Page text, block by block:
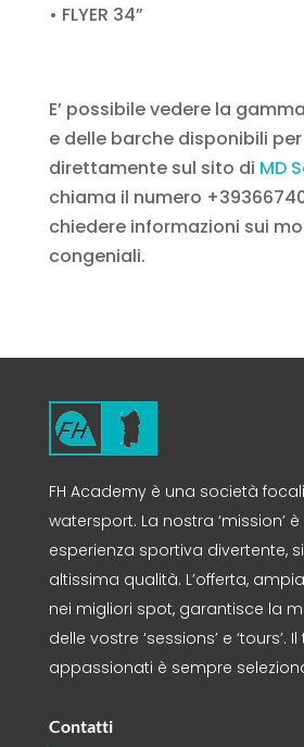
• FLYER 34”
E’ possibile vedere la
e delle barche disponibili
direttamente sul sito di MD
chiama il numero
chiedere informazioni sui
congeniali.
FH Academy è una società
watersport. La nostra ‘mission’
esperienza sportiva divertente,
altissima qualità. L’offerta,
nei migliori spot, garantisce la
delle vostre ‘sessions’ e ‘tours’.
appassionati è sempre
Contatti